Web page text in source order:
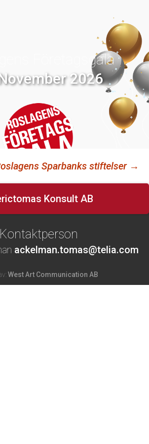
Företagsgala
2026
Sparbanks stiftelser →
Konsult AB
Kontaktperson
ackelman.tomas@telia.com
West Art Communication AB